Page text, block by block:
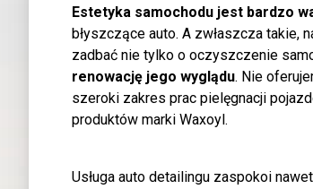
Estetyka samochodu jest bardzo
błyszczące auto. A zwłaszcza takie,
zadbać nie tylko o oczyszczenie
renowację jego wyglądu. Nie
szeroki zakres prac pielęgnacji
produktów marki Waxoyl.
Usługa auto detailingu zaspokoi